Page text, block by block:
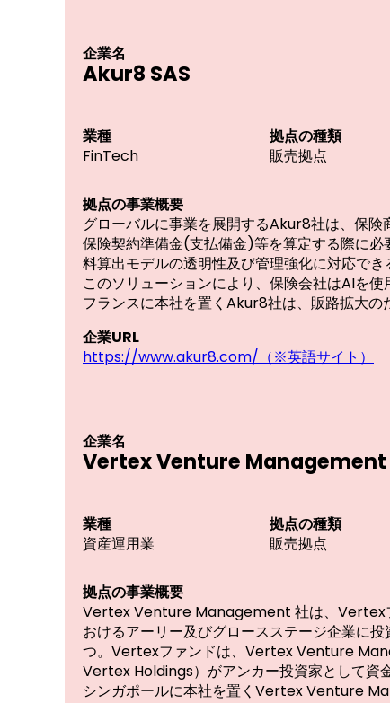
企業名
Akur8 SAS
業種
FinTech
拠点
販売
拠点の事業概要
グローバルに事業を展開するAkur8社は、保
保険契約準備⾦(⽀払備⾦)等を算定する際に
料算出モデルの透明性及び管理強化に対応でき
このソリューションにより、保険会社はAIを
フランスに本社を置くAkur8社は、販路拡大の
企業URL
https://www.akur8.com/（※英語サイト）
企業名
Vertex Venture Management
業種
資産運用業
拠点
販売
拠点の事業概要
Vertex Venture Management 社は、Vertex
おけるアーリー及びグロースステージ企業に
つ。Vertexファンドは、Vertex Venture
Vertex Holdings）がアンカー投資家として資
シンガポールに本社を置くVertex Venture